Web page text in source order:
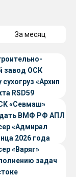
За месяц
завод ОСК
«Архип
RSD59
«Севмаш»
ВМФ РФ АПЛ
«Адмирал
2026 года
«Варяг»
задач